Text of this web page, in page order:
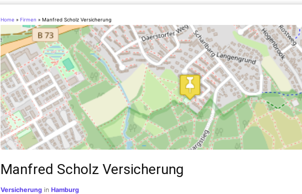
Home » Firmen » Manfred Scholz Versicherung
Manfred Scholz Versicherung
Versicherung in Hamburg